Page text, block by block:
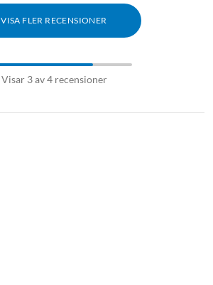
VISA FLER RECENSIONER
Visar 3 av 4 recensioner